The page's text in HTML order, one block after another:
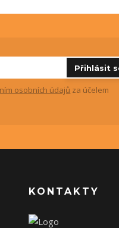
Přihlásit
osobních údajů za účelem
KONTAKTY